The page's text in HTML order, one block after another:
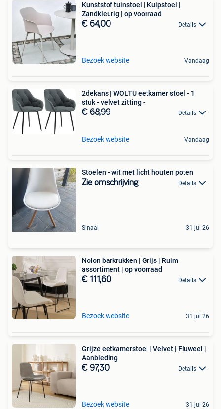
Kunststof tuinstoel | Kuipstoel |
Zandkleurig | op voorraad
€ 64,00 Details
Bezoek website Vandaag
2dekans | WOLTU eetkamer stoel - 1
stuk - velvet zitting -
€ 68,99 Details
Bezoek website Vandaag
Stoelen - wit met licht houten poten
Zie omschrijving Details
Sinaai 31 jul 26
Nolon barkrukken | Grijs | Ruim
assortiment | op voorraad
€ 111,60 Details
Bezoek website 31 jul 26
Grijze eetkamerstoel | Velvet | Fluweel |
Aanbieding
€ 97,30 Details
Bezoek website 31 jul 26